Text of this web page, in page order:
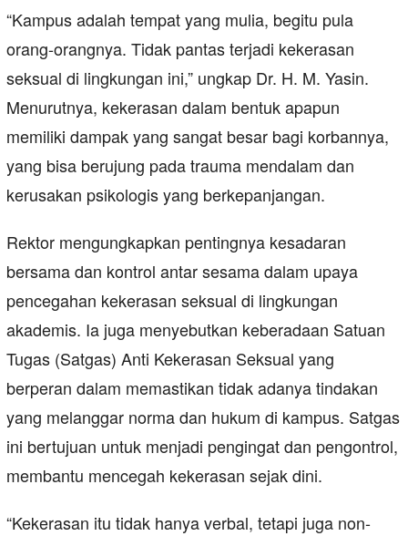
“Kampus adalah tempat yang mulia, begitu pula
orang-orangnya. Tidak pantas terjadi kekerasan
seksual di lingkungan ini,” ungkap Dr. H. M. Yasin.
Menurutnya, kekerasan dalam bentuk apapun
memiliki dampak yang sangat besar bagi korbannya,
yang bisa berujung pada trauma mendalam dan
kerusakan psikologis yang berkepanjangan.
Rektor mengungkapkan pentingnya kesadaran
bersama dan kontrol antar sesama dalam upaya
pencegahan kekerasan seksual di lingkungan
akademis. Ia juga menyebutkan keberadaan Satuan
Tugas (Satgas) Anti Kekerasan Seksual yang
berperan dalam memastikan tidak adanya tindakan
yang melanggar norma dan hukum di kampus. Satgas
ini bertujuan untuk menjadi pengingat dan pengontrol,
membantu mencegah kekerasan sejak dini.
“Kekerasan itu tidak hanya verbal, tetapi juga non-